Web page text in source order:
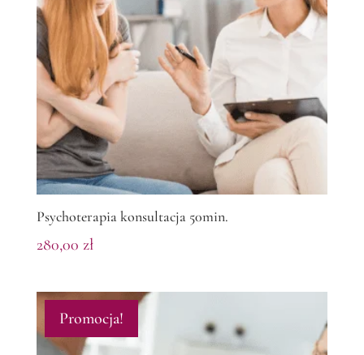
Psychoterapia konsultacja 50min.
280,00 zł
Promocja!